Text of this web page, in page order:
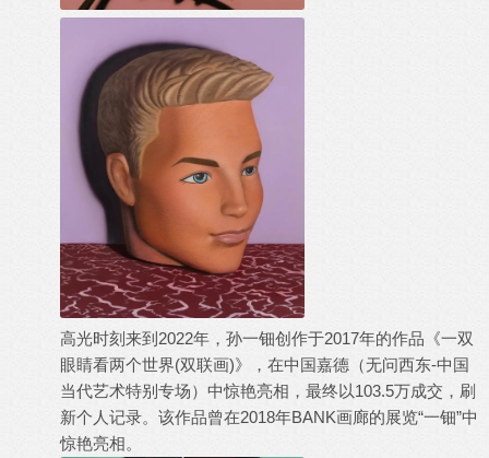
高光时刻来到2022年，孙一钿创作于2017年的作品《一双
眼睛看两个世界(双联画)》，在中国嘉德（无问西东-中国
当代艺术特别专场）中惊艳亮相，最终以103.5万成交，刷
新个人记录。该作品曾在2018年BANK画廊的展览“一钿”中
惊艳亮相。